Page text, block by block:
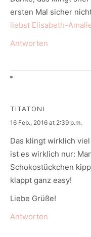
ersten Mal sicher
liebst Elisabeth-
Antworten
TITATONI
says:
16 Feb., 2016 at 2:39 p.m.
Das klingt wirklich
ist es wirklich nur:
Schokostückchen
klappt ganz easy!
Liebe Grüße!
Antworten